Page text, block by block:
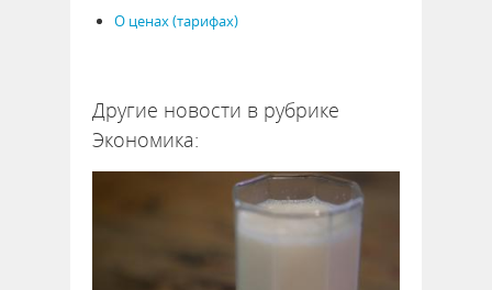
О ценах (тарифах)
Другие новости в рубрике
Экономика: